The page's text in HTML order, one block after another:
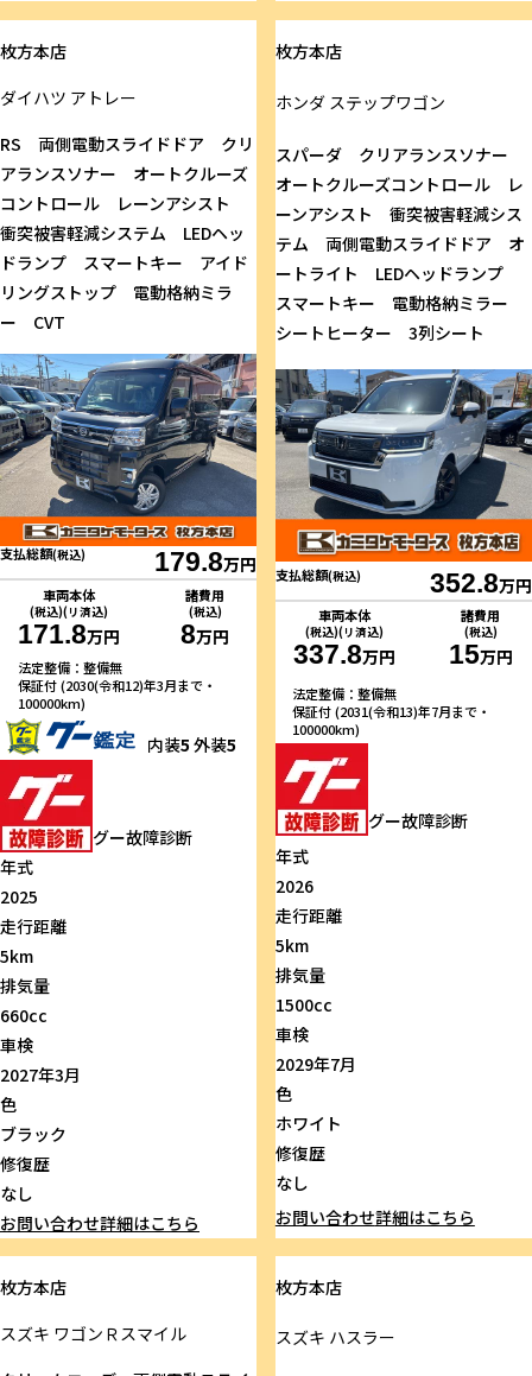
枚方本店
ダイハツ アトレー
RS 両側電動スライドドア クリ
アランスソナー オートクルーズ
コントロール レーンアシスト
衝突被害軽減システム LEDヘッ
ドランプ スマートキー アイド
リングストップ 電動格納ミラ
ー CVT
支払総額(税込) 179.8万円
車両本体
(税込)(リ済込)
171.8万円
諸費用
(税込)
8万円
法定整備：整備無
保証付 (2030(令和12)年3月まで・
100000km)
内装5 外装5
グー故障診断
年式
2025
走行距離
5km
排気量
660cc
車検
2027年3月
色
ブラック
修復歴
なし
お問い合わせ詳細はこちら
枚方本店
ホンダステップワゴン
スパーダ クリアランスソナー
オートクルーズコントロール レ
ーンアシスト 衝突被害軽減シス
テム 両側電動スライドドア オ
ートライト LEDヘッドランプ
スマートキー 電動格納ミラー
シートヒーター 3列シート
支払総額(税込) 352.8万円
車両本体
(税込)(リ済込)
337.8万円
諸費用
(税込)
15万円
法定整備：整備無
保証付 (2031(令和13)年7月まで・
100000km)
グー故障診断
年式
2026
走行距離
5km
排気量
1500cc
車検
2029年7月
色
ホワイト
修復歴
なし
お問い合わせ詳細はこちら
枚方本店
スズキ ワゴンＲスマイル
枚方本店
スズキ ハスラー